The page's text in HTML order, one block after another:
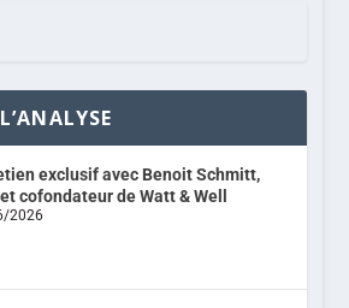
exclusif avec Benoit Schmitt,
et cofondateur de Watt & Well
2026